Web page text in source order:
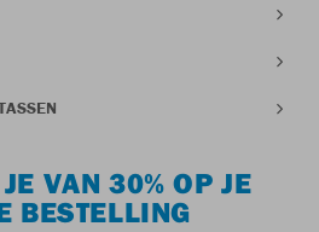
VAN 30% OP JE
BESTELLING